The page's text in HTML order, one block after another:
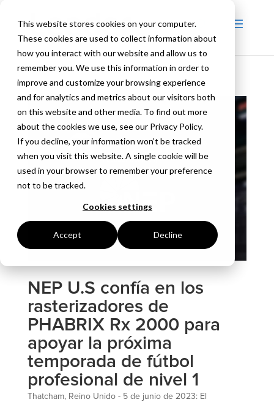
This website stores cookies on your computer.
These cookies are used to collect information about
how you interact with our website and allow us to
remember you. We use this information in order to
improve and customize your browsing experience
and for analytics and metrics about our visitors both
on this website and other media. To find out more
about the cookies we use, see our Privacy Policy.
If you decline, your information won’t be tracked
when you visit this website. A single cookie will be
used in your browser to remember your preference
not to be tracked.
Cookies settings
Accept Decline
NEP U.S confía en los
rasterizadores de
PHABRIX Rx 2000 para
apoyar la próxima
temporada de fútbol
profesional de nivel 1
Thatcham, Reino Unido - 5 de junio de 2023: El